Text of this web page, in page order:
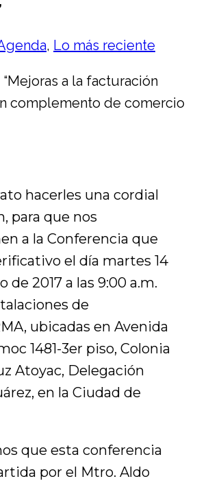
, Lo más reciente
hacerles una cordial
para que nos
a la Conferencia que
el día martes 14
de 2017 a las 9:00 a.m.
de
ubicadas en Avenida
1481-3er piso, Colonia
Atoyac, Delegación
en la Ciudad de
que esta conferencia
por el Mtro. Aldo